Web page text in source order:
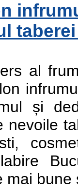
al
și
nevoile
mai bune